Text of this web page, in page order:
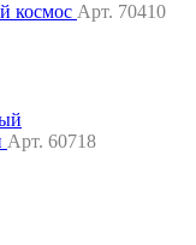
космос Арт. 70410
Арт. 60718